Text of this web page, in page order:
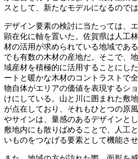
スとして、新たなモデルになるので
デザイン要素の検討に当たっては、
顕在化に軸を置いた。佐賀県は人工
材の活用が求められている地域であ
でも有数の木材の産地だ。そこで、
域産材を積極的に活用することにし
ートと暖かな木材のコントラストで
物自体がエリアの価値を表現するシ
けにしている。山と川に囲まれた敷
が点在しており、それもひとつの原
やサインは、量感のあるデザインと
敷地内にも散りばめることで、人工
いものをつなげる要素として機能させ